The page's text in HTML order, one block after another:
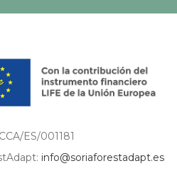
ES/001181
info@soriaforestadapt.es